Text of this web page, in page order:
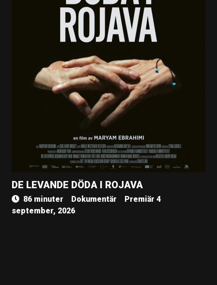
DE LEVANDE DÖDA I ROJAVA
86 minuter Dokumentär
Premiär 4
september, 2026